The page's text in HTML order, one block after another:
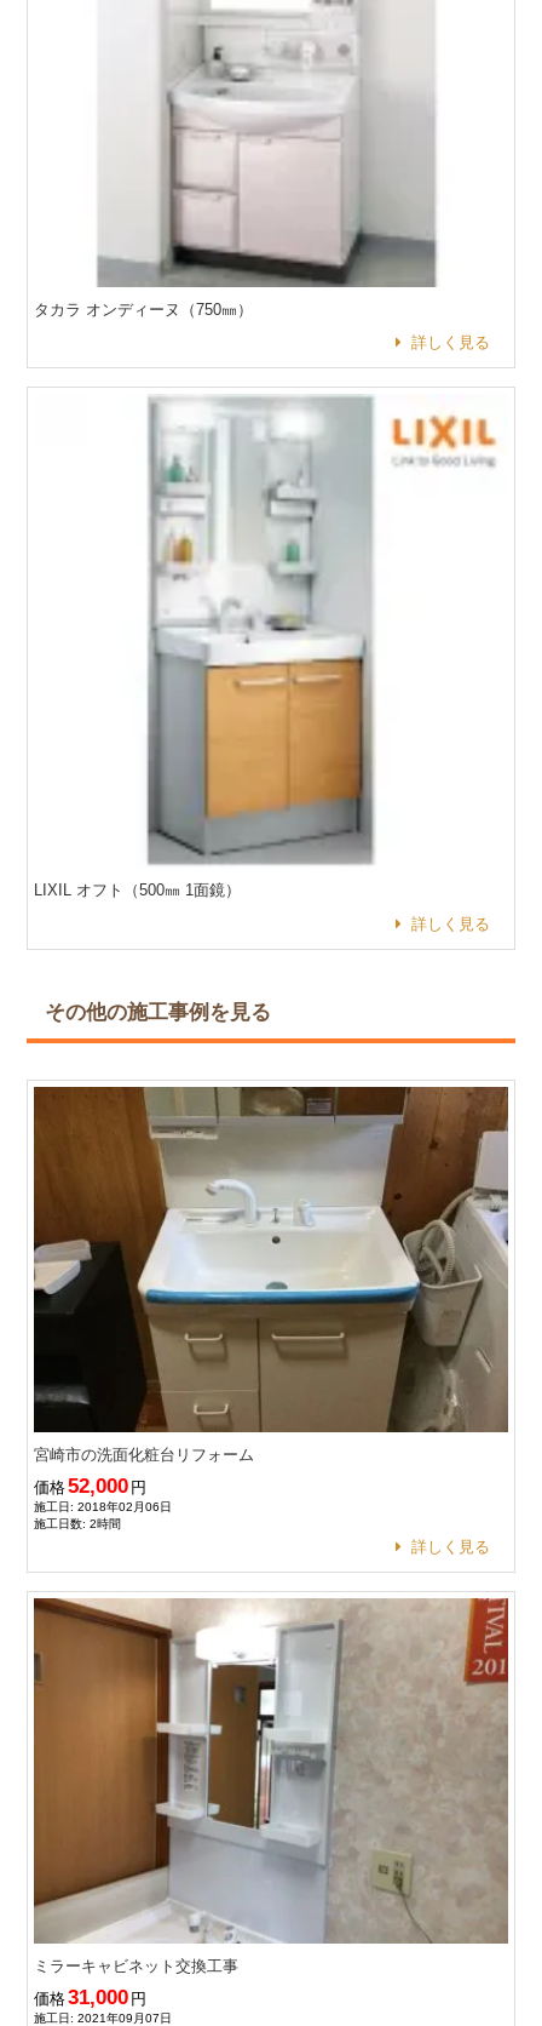
タカラ オンディーヌ（750㎜）
詳しく見る
LIXIL オフト（500㎜ 1面鏡）
詳しく見る
その他の施工事例を見る
宮崎市の洗面化粧台リフォーム
価格52,000 円
施工日: 2018年02月06日
施工日数: 2時間
詳しく見る
ミラーキャビネット交換工事
価格31,000 円
施工日: 2021年09月07日